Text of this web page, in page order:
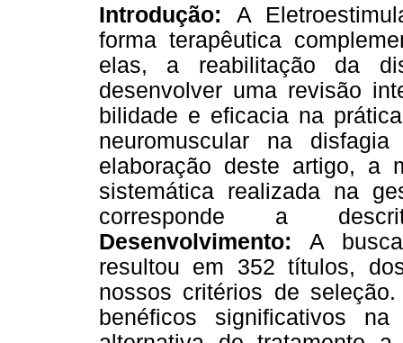
Introdução: A
forma terapêutica
elas, a reabilitação da
desenvolver uma revisão
bilidade e eficacia na
neuromuscular na
elaboração deste artigo, a
sistemática realizada na
corresponde a
Desenvolvimento: A
resultou em 352 títulos,
nossos critérios de
benéficos significativos